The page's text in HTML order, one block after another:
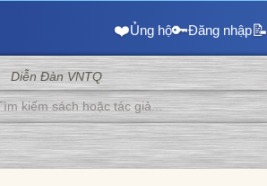
❤️Ủng hộ🔑Đăng nhập📝
Diễn Đàn VNTQ